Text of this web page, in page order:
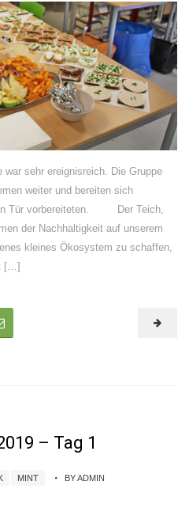
sehr ereignisreich. Die Gruppe
weiter und bereiten sich
Tür vorbereiteten. Der Teich,
der Nachhaltigkeit auf unserem
kleines Ökosystem zu schaffen,
[…]
– Tag 1
MINT BY ADMIN